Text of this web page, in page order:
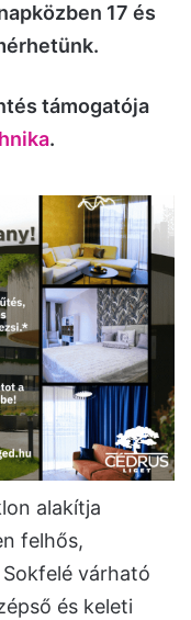
17 és
támogatója
.
alakítja
felhős,
várható
és keleti